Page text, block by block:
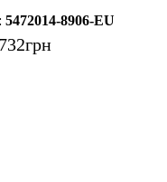
5472014-8906-EU
732грн